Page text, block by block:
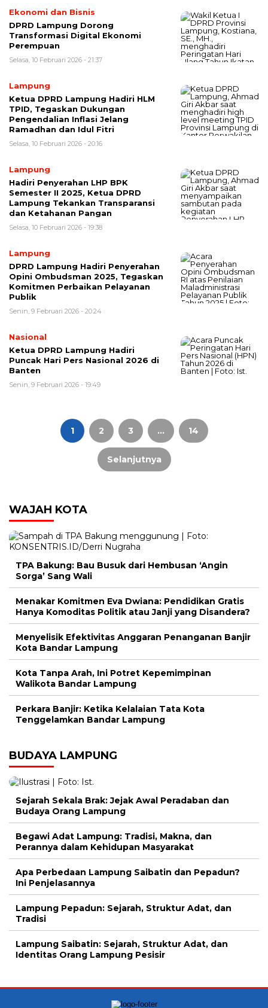
Ekonomi dan Bisnis
DPRD Lampung Dorong
Transformasi Digital Ekonomi
Perempuan
Selasa, 10 Februari 2026 - 21:37
Lampung
Ketua DPRD Lampung Hadiri HLM
TPID, Tegaskan Dukungan
Pengendalian Inflasi Jelang
Ramadhan dan Idul Fitri
Selasa, 10 Februari 2026 - 20:16
Lampung
Hadiri Penyerahan LHP BPK
Semester II 2025, Ketua DPRD
Lampung Tekankan Transparansi
dan Ketahanan Pangan
Selasa, 10 Februari 2026 - 19:38
Lampung
DPRD Lampung Hadiri Penyerahan
Opini Ombudsman 2025, Tegaskan
Komitmen Perbaikan Pelayanan
Publik
Senin, 9 Februari 2026 - 20:24
Nasional
Ketua DPRD Lampung Hadiri
Puncak Hari Pers Nasional 2026 di
Banten
Senin, 9 Februari 2026 - 19:49
Paginasi
1 2 3 … 14
Selanjutnya
WAJAH KOTA
TPA Bakung: Bau Busuk dari Hembusan ‘Angin
Sorga’ Sang Wali
Menakar Komitmen Eva Dwiana: Pendidikan Gratis
Hanya Komoditas Politik atau Janji yang Disandera?
Menyelisik Efektivitas Anggaran Penanganan Banjir
Kota Bandar Lampung
Kota Tanpa Arah, Ini Potret Kepemimpinan
Walikota Bandar Lampung
Perkara Banjir: Ketika Kelalaian Tata Kota
Tenggelamkan Bandar Lampung
BUDAYA LAMPUNG
Sejarah Sekala Brak: Jejak Awal Peradaban dan
Budaya Orang Lampung
Begawi Adat Lampung: Tradisi, Makna, dan
Perannya dalam Kehidupan Masyarakat
Apa Perbedaan Lampung Saibatin dan Pepadun?
Ini Penjelasannya
Lampung Pepadun: Sejarah, Struktur Adat, dan
Tradisi
Lampung Saibatin: Sejarah, Struktur Adat, dan
Identitas Orang Lampung Pesisir